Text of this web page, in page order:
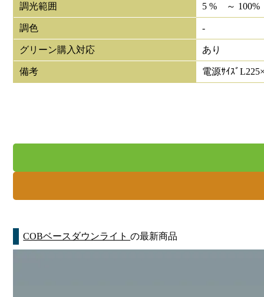
調光範囲 5 % ～ 100%
調色 -
グリーン購入対応 あり
備考 電源ｻｲｽﾞ
COBベースダウンライトの最新商品